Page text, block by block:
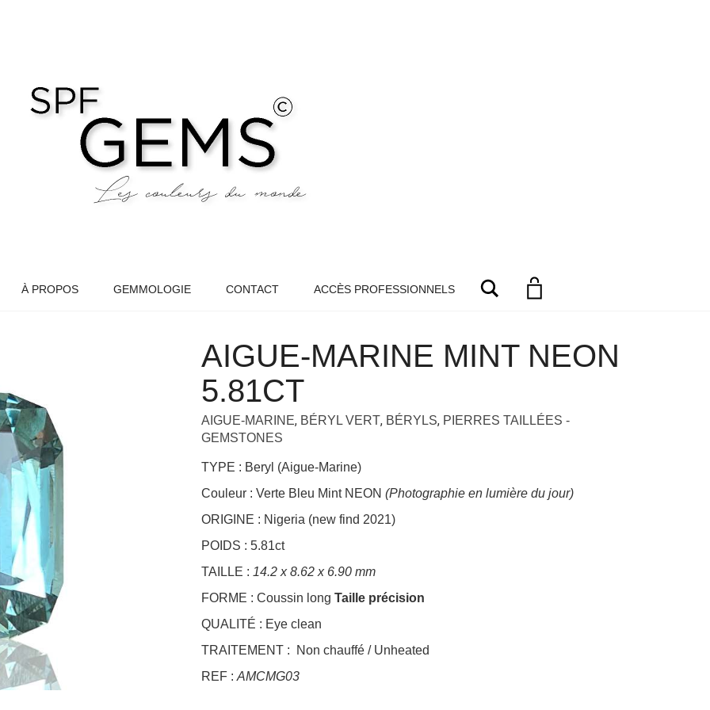
À PROPOS GEMMOLOGIE CONTACT ACCÈS PROFESSIONNELS Search
AIGUE-MARINE MINT NEON
5.81CT
AIGUE-MARINE, BÉRYL VERT, BÉRYLS, PIERRES TAILLÉES -
GEMSTONES
TYPE : Beryl (Aigue-Marine)
Couleur : Verte Bleu Mint NEON (Photographie en lumière du jour)
ORIGINE : Nigeria (new find 2021)
POIDS : 5.81ct
TAILLE : 14.2 x 8.62 x 6.90 mm
FORME : Coussin long Taille précision
QUALITÉ : Eye clean
TRAITEMENT : Non chauffé / Unheated
REF : AMCMG03